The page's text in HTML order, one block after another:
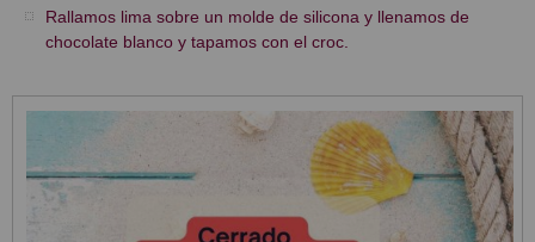
Rallamos lima sobre un molde de silicona y llenamos de
chocolate blanco y tapamos con el croc.